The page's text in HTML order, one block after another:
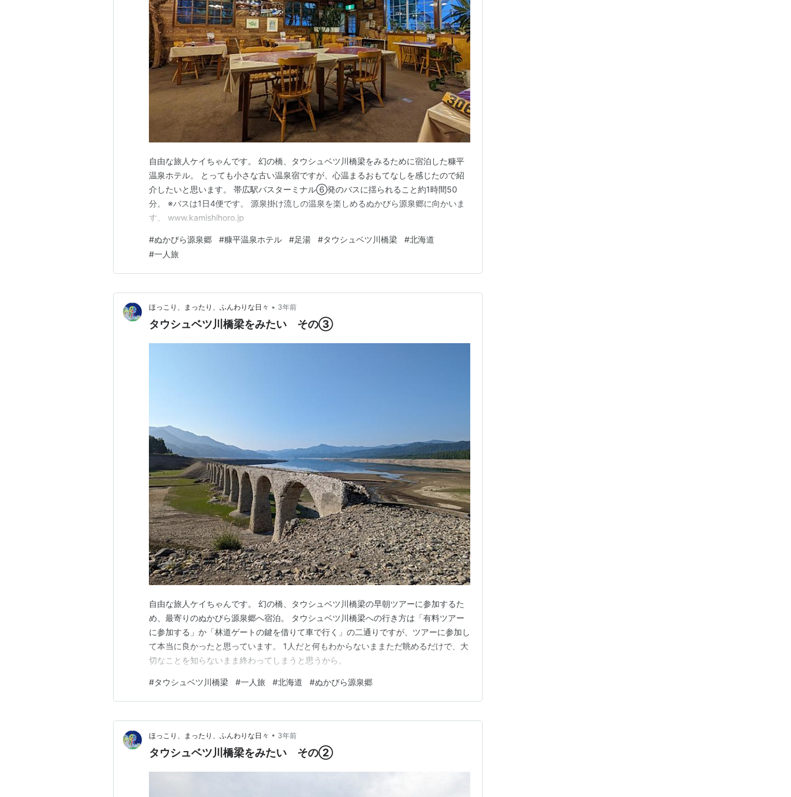
自由な旅人ケイちゃんです。 幻の橋、タウシュベツ川橋梁をみるために宿泊した糠平
温泉ホテル。 とっても小さな古い温泉宿ですが、心温まるおもてなしを感じたので紹
介したいと思います。 帯広駅バスターミナル⑥発のバスに揺られること約1時間50
分。 ※バスは1日4便です。 源泉掛け流しの温泉を楽しめるぬかびら源泉郷に向かいま
す。 www.kamishihoro.jp
#ぬかびら源泉郷 #糠平温泉ホテル #足湯 #タウシュベツ川橋梁 #北海道
#一人旅
ほっこり、まったり、ふんわりな日々 • 3年前
タウシュベツ川橋梁をみたい その③
自由な旅人ケイちゃんです。 幻の橋、タウシュベツ川橋梁の早朝ツアーに参加するた
め、最寄りのぬかびら源泉郷へ宿泊。 タウシュベツ川橋梁への行き方は「有料ツアー
に参加する」か「林道ゲートの鍵を借りて車で行く」の二通りですが、ツアーに参加し
て本当に良かったと思っています。 1人だと何もわからないままただ眺めるだけで、大
切なことを知らないまま終わってしまうと思うから。
#タウシュベツ川橋梁 #一人旅 #北海道 #ぬかびら源泉郷
ほっこり、まったり、ふんわりな日々 • 3年前
タウシュベツ川橋梁をみたい その②